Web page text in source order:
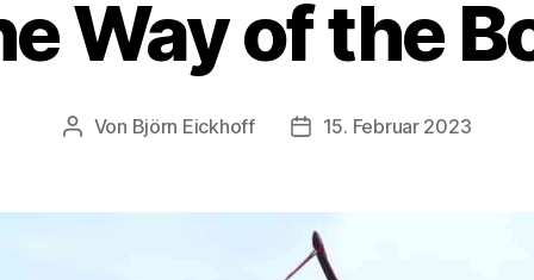
Way of the
Beitragsautor
Von Björn Eickhoff Veröffentlichungsdatum
15. Februar 2023